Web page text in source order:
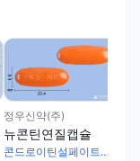
정우신약(주)
뉴콘틴연질캡슐
콘드로이틴설페이트나트륨 300mg · 푸르설티아민 15mg · 리보플라빈부티레이트 6mg · 니코틴산아미드 10mg · 판토텐산칼슘 10mg · 피리독신염산염 10mg · 시아노코발라민 30μg · 토코페롤아세테이트 50mg · γ-오리자놀 5mg